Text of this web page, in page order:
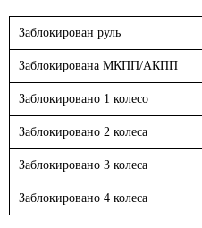
Заблокирован руль
Заблокирована МКПП/АКПП
Заблокировано 1 колесо
Заблокировано 2 колеса
Заблокировано 3 колеса
Заблокировано 4 колеса